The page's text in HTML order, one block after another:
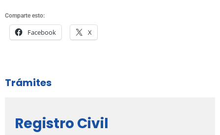
Comparte esto:
Facebook X
Trámites
Registro Civil